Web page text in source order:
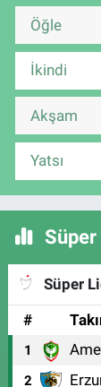
Öğle
İkindi
Akşam
Yatsı
Süper
Süper
#
1
2